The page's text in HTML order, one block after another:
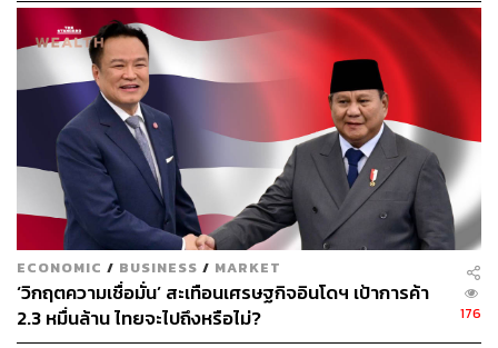
ECONOMIC / BUSINESS / MARKET
‘วิกฤตความเชื่อมั่น’ สะเทือนเศรษฐกิจอินโดฯ เป้าการค้า
2.3 หมื่นล้าน ไทยจะไปถึงหรือไม่?
176